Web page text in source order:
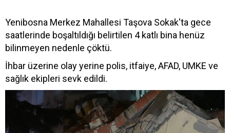
Yenibosna Merkez Mahallesi Taşova Sokak'ta gece
saatlerinde boşaltıldığı belirtilen 4 katlı bina henüz
bilinmeyen nedenle çöktü.
İhbar üzerine olay yerine polis, itfaiye, AFAD, UMKE ve
sağlık ekipleri sevk edildi.